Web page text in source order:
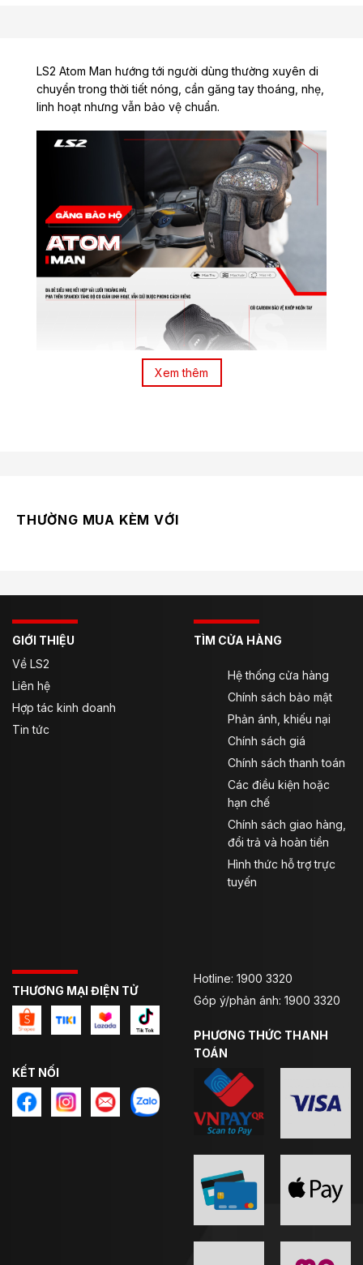
LS2 Atom Man hướng tới người dùng thường xuyên di
chuyển trong thời tiết nóng, cần găng tay thoáng, nhẹ,
linh hoạt nhưng vẫn bảo vệ chuẩn.
Màu: Black / Black-Red
Kiểu: găng tay ngắn tay, ôm gọn cổ tay, dễ mang/tháo.
Tương thích cảm ứng: thao tác màn hình cảm ứng.
Hướng Dẫn Chọn & Sử Dụng Găng LS2
Hướng dẫn cách chọn size
Xem thêm
THƯỜNG MUA KÈM VỚI
GIỚI THIỆU
Về LS2
Liên hệ
Hợp tác kinh doanh
Tin tức
TÌM CỬA HÀNG
Hệ thống cửa hàng
Chính sách bảo mật
Phản ánh, khiếu nại
Chính sách giá
Chính sách thanh toán
Các điều kiện hoặc
hạn chế
Chính sách giao hàng,
đổi trả và hoàn tiền
Hình thức hỗ trợ trực
tuyến
THƯƠNG MẠI ĐIỆN TỬ
KẾT NỐI
Hotline: 1900 3320
Góp ý/phản ánh: 1900 3320
PHƯƠNG THỨC THANH
TOÁN